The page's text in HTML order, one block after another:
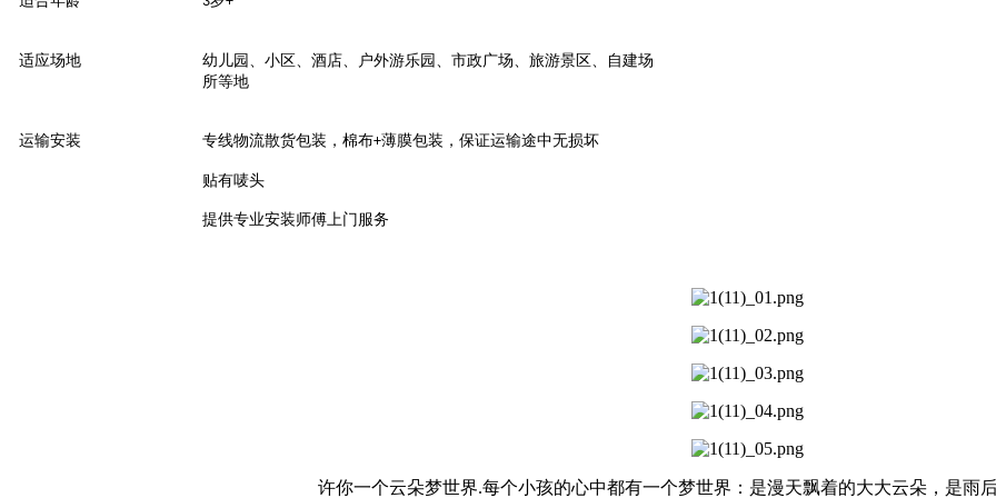
适应场地
幼儿园、小区、酒店、户外游乐园、市政广场、旅游景区、自建场
所等地
运输安装 专线物流散货包装，棉布+薄膜包装，保证运输途中无损坏
贴有唛头
提供专业安装师傅上门服务
许你一个云朵梦世界.每个小孩的心中都有一个梦世界：是漫天飘着的大大云朵，是雨